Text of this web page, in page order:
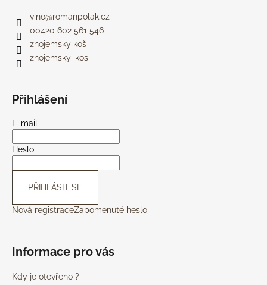
vino@romanpolak.cz
00420 602 561 546
znojemsky koš
znojemsky_kos
Přihlášení
E-mail
Heslo
PŘIHLÁSIT SE
Nová registraceZapomenuté heslo
Informace pro vás
Kdy je otevřeno ?